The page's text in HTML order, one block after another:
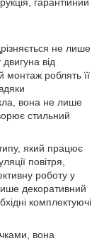
не лише
від
монтаж роблять її
вона не лише
стильний
який працює
повітря,
роботу у
декоративний
комплектуючі
вона